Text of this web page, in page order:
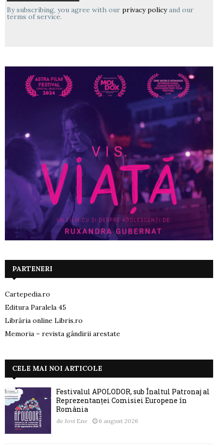
By subscribing, you agree with our privacy policyand our
terms of service.
PARTENERI
Cartepedia.ro
Editura Paralela 45
Librăria online Libris.ro
Memoria – revista gândirii arestate
CELE MAI NOI ARTICOLE
Festivalul APOLODOR, sub Înaltul Patronaj al
Reprezentanței Comisiei Europene în
România
de Jovi Ene 6 august 2026